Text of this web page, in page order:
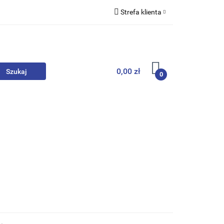
Strefa klienta
Dodaj zgłoszenie
0,00 zł 0